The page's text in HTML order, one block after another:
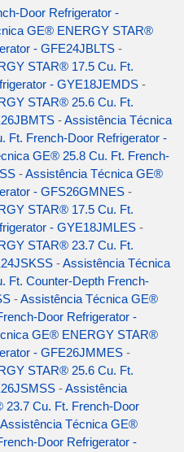
Door Refrigerator -
GE® ENERGY STAR®
- GFE24JBLTS -
STAR® 17.5 Cu. Ft.
- GYE18JEMDS -
STAR® 25.6 Cu. Ft.
-Assistência Técnica
French-Door Refrigerator -
GE® 25.8 Cu. Ft. French-
-Assistência Técnica GE®
- GFS26GMNES -
STAR® 17.5 Cu. Ft.
- GYE18JMLES -
STAR® 23.7 Cu. Ft.
-Assistência Técnica
Ft. Counter-Depth French-
-Assistência Técnica GE®
Door Refrigerator -
GE® ENERGY STAR®
- GFE26JMMES -
STAR® 25.6 Cu. Ft.
-Assistência
Cu. Ft. French-Door
Assistência Técnica GE®
Door Refrigerator -